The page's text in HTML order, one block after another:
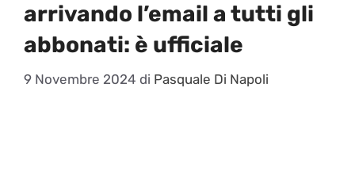
arrivando l’email a tutti gli
abbonati: è ufficiale
9 Novembre 2024 di Pasquale Di Napoli